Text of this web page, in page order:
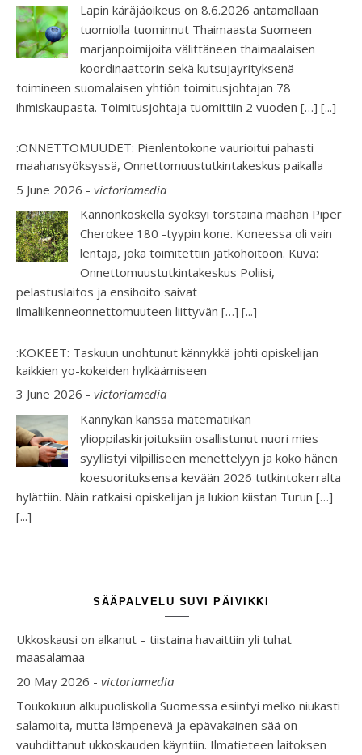
Lapin käräjäoikeus on 8.6.2026 antamallaan
tuomiolla tuominnut Thaimaasta Suomeen
marjanpoimijoita välittäneen thaimaalaisen
koordinaattorin sekä kutsujayrityksenä
toimineen suomalaisen yhtiön toimitusjohtajan 78
ihmiskaupasta. Toimitusjohtaja tuomittiin 2 vuoden […] [...]
:ONNETTOMUUDET: Pienlentokone vaurioitui pahasti
maahansyöksyssä, Onnettomuustutkintakeskus paikalla
5 June 2026 - victoriamedia
Kannonkoskella syöksyi torstaina maahan Piper
Cherokee 180 -tyypin kone. Koneessa oli vain
lentäjä, joka toimitettiin jatkohoitoon. Kuva:
Onnettomuustutkintakeskus Poliisi,
pelastuslaitos ja ensihoito saivat
ilmaliikenneonnettomuuteen liittyvän […] [...]
:KOKEET: Taskuun unohtunut kännykkä johti opiskelijan
kaikkien yo-kokeiden hylkäämiseen
3 June 2026 - victoriamedia
Kännykän kanssa matematiikan
ylioppilaskirjoituksiin osallistunut nuori mies
syyllistyi vilpilliseen menettelyyn ja koko hänen
koesuorituksensa kevään 2026 tutkintokerralta
hylättiin. Näin ratkaisi opiskelijan ja lukion kiistan Turun […]
[...]
SÄÄPALVELU SUVI PÄIVIKKI
Ukkoskausi on alkanut – tiistaina havaittiin yli tuhat
maasalamaa
20 May 2026 - victoriamedia
Toukokuun alkupuoliskolla Suomessa esiintyi melko niukasti
salamoita, mutta lämpenevä ja epävakainen sää on
vauhdittanut ukkoskauden käyntiin. Ilmatieteen laitoksen